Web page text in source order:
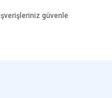
güvenle